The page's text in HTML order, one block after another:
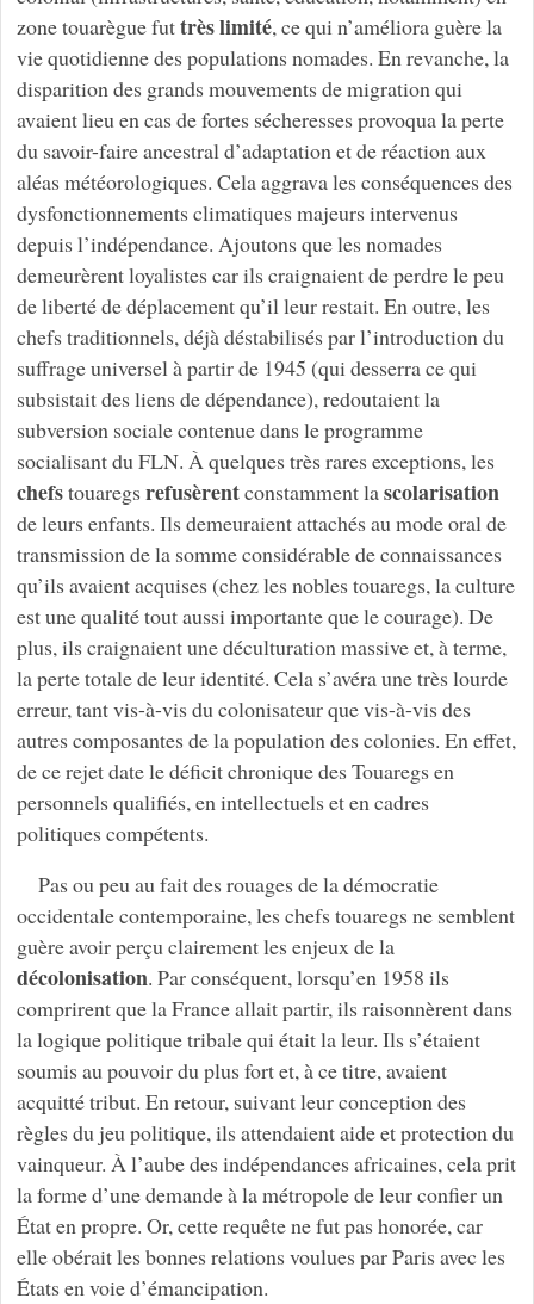
zone touarègue futtrès limité, ce qui n’améliora guère la
vie quotidienne des populations nomades. En revanche, la
disparition des grands mouvements de migration qui
avaient lieu en cas de fortes sécheresses provoqua la perte
du savoir-faire ancestral d’adaptation et de réaction aux
aléas météorologiques. Cela aggrava les conséquences des
dysfonctionnements climatiques majeurs intervenus
depuis l’indépendance. Ajoutons que les nomades
demeurèrent loyalistes car ils craignaient de perdre le peu
de liberté de déplacement qu’il leur restait. En outre, les
chefs traditionnels, déjà déstabilisés par l’introduction du
suffrage universel à partir de 1945 (qui desserra ce qui
subsistait des liens de dépendance), redoutaient la
subversion sociale contenue dans le programme
socialisant du FLN. À quelques très rares exceptions, les
chefstouaregs refusèrentconstamment lascolarisation
de leurs enfants. Ils demeuraient attachés au mode oral de
transmission de la somme considérable de connaissances
qu’ils avaient acquises (chez les nobles touaregs, la culture
est une qualité tout aussi importante que le courage). De
plus, ils craignaient une déculturation massive et, à terme,
la perte totale de leur identité. Cela s’avéra une très lourde
erreur, tant vis-à-vis du colonisateur que vis-à-vis des
autres composantes de la population des colonies. En effet,
de ce rejet date le déficit chronique des Touaregs en
personnels qualifiés, en intellectuels et en cadres
politiques compétents.
Pas ou peu au fait des rouages de la démocratie
occidentale contemporaine, les chefs touaregs ne semblent
guère avoir perçu clairement les enjeux de la
décolonisation. Par conséquent, lorsqu’en 1958 ils
comprirent que la France allait partir, ils raisonnèrent dans
la logique politique tribale qui était la leur. Ils s’étaient
soumis au pouvoir du plus fort et, à ce titre, avaient
acquitté tribut. En retour, suivant leur conception des
règles du jeu politique, ils attendaient aide et protection du
vainqueur. À l’aube des indépendances africaines, cela prit
la forme d’une demande à la métropole de leur confier un
État en propre. Or, cette requête ne fut pas honorée, car
elle obérait les bonnes relations voulues par Paris avec les
États en voie d’émancipation.